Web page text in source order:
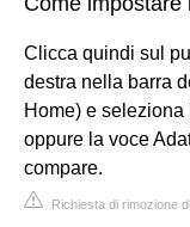
Clicca quindi sul
destra nella barra
Home) e
oppure la voce
compare.
Richiesta di rimozione